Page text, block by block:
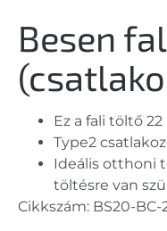
Besen
Ez a fali töltő
Type2
Ideális otthoni
töltésre van
Cikkszám: BS20-BC-